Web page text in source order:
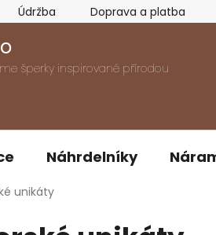
Údržba Doprava a platba
šperky inspirované přírodou
Náhrdelníky
unikáty